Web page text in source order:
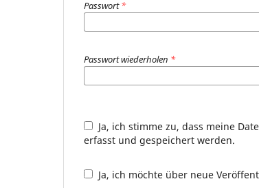
Passwort*
Passwort wiederholen *
Ja, ich stimme zu, dass meine
erfasst und gespeichert werden.
Ja, ich möchte über neue